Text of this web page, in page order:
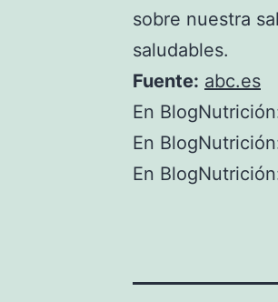
sobre nuestra
saludables.
Fuente: abc.es
En
En
En